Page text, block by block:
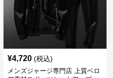
¥4,720 (税込)
メンズジャージ専門店 上質ベロ